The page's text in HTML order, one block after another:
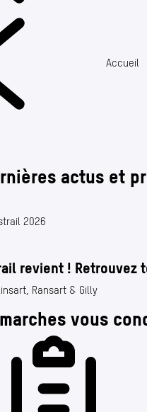
Accueil
actus et
revient !
Ransart & Gilly
vous